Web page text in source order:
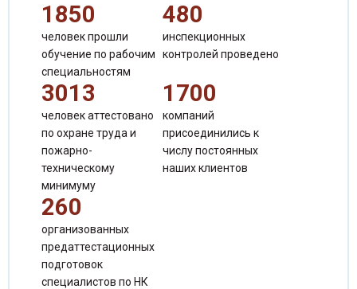
1850
человек прошли
обучение по рабочим
специальностям
480
инспекционных
контролей проведено
3013
человек аттестовано
по охране труда и
пожарно-
техническому
минимуму
1700
компаний
присоединились к
числу постоянных
наших клиентов
260
организованных
предаттестационных
подготовок
специалистов по НК
Сергиенко Валентина Александровна
Специалист по продажам